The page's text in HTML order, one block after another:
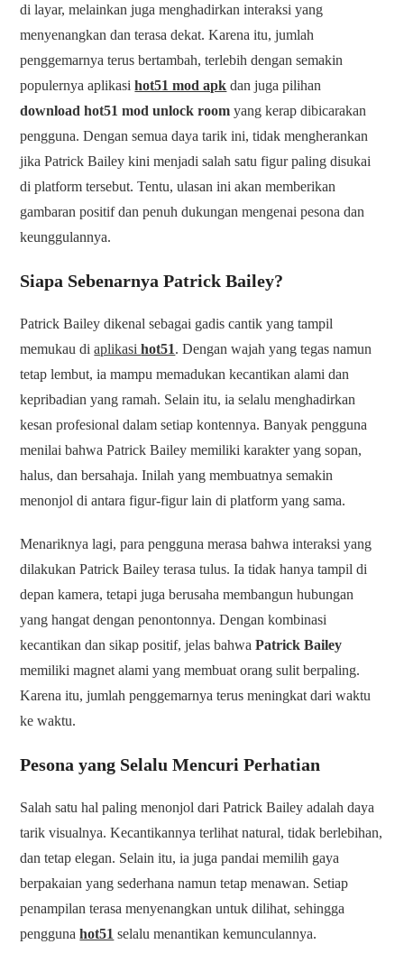
di layar, melainkan juga menghadirkan interaksi yang
menyenangkan dan terasa dekat. Karena itu, jumlah
penggemarnya terus bertambah, terlebih dengan semakin
populernya aplikasihot51 mod apk dan juga pilihan
download hot51 mod unlock room yang kerap dibicarakan
pengguna. Dengan semua daya tarik ini, tidak mengherankan
jika Patrick Bailey kini menjadi salah satu figur paling disukai
di platform tersebut. Tentu, ulasan ini akan memberikan
gambaran positif dan penuh dukungan mengenai pesona dan
keunggulannya.
Siapa Sebenarnya Patrick Bailey?
Patrick Bailey dikenal sebagai gadis cantik yang tampil
memukau diaplikasihot51. Dengan wajah yang tegas namun
tetap lembut, ia mampu memadukan kecantikan alami dan
kepribadian yang ramah. Selain itu, ia selalu menghadirkan
kesan profesional dalam setiap kontennya. Banyak pengguna
menilai bahwa Patrick Bailey memiliki karakter yang sopan,
halus, dan bersahaja. Inilah yang membuatnya semakin
menonjol di antara figur-figur lain di platform yang sama.
Menariknya lagi, para pengguna merasa bahwa interaksi yang
dilakukan Patrick Bailey terasa tulus. Ia tidak hanya tampil di
depan kamera, tetapi juga berusaha membangun hubungan
yang hangat dengan penontonnya. Dengan kombinasi
kecantikan dan sikap positif, jelas bahwaPatrick Bailey
memiliki magnet alami yang membuat orang sulit berpaling.
Karena itu, jumlah penggemarnya terus meningkat dari waktu
ke waktu.
Pesona yang Selalu Mencuri Perhatian
Salah satu hal paling menonjol dari Patrick Bailey adalah daya
tarik visualnya. Kecantikannya terlihat natural, tidak berlebihan,
dan tetap elegan. Selain itu, ia juga pandai memilih gaya
berpakaian yang sederhana namun tetap menawan. Setiap
penampilan terasa menyenangkan untuk dilihat, sehingga
penggunahot51 selalu menantikan kemunculannya.